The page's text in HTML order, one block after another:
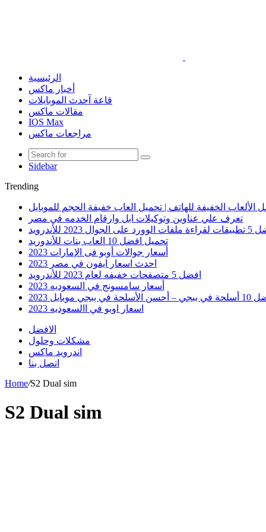
الرئيسية
أخبار ماكس
قاعة آحدث الموبايلات
مقالات ماكس
IOS Max
مراجعات ماكس
Sidebar
Trending
الألعاب الخفيفة للهاتف | تحميل العاب خفيفة الحجم للموبايل
تعرف علي عناوين وتوكيلات ابل وارقام الخدمه في مصر
على الجوال 2023 للأندرويد
تحميل افضل 10 العاب بنات للأندوريد
أسعار جوالات أوبو فى الإمارات 2023
احدث اسعار ايفون في مصر 2023
افضل 5 متصفحات خفيفه لعام 2023 للأندرويد
أسعار سامسونج في السعوديه 2023
الأسلحة في ببجي موبايل 2023
اسعار اوبو في االسعوديه 2023
الافضل
مشكلات وحلول
اندرويد ماكس
اتصل بنا
Home/S2 Dual sim
S2 Dual sim